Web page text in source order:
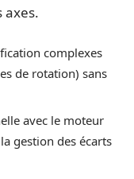
axes.
complexes
de rotation) sans
avec le moteur
gestion des écarts